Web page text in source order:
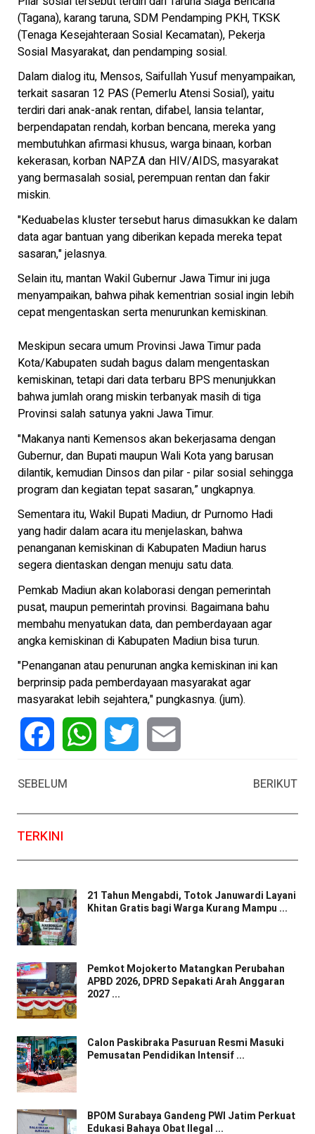
(Tagana), karang taruna, SDM Pendamping PKH, TKSK
(Tenaga Kesejahteraan Sosial Kecamatan), Pekerja
Sosial Masyarakat, dan pendamping sosial.
Dalam dialog itu, Mensos, Saifullah Yusuf menyampaikan,
terkait sasaran 12 PAS (Pemerlu Atensi Sosial), yaitu
terdiri dari anak-anak rentan, difabel, lansia telantar,
berpendapatan rendah, korban bencana, mereka yang
membutuhkan afirmasi khusus, warga binaan, korban
kekerasan, korban NAPZA dan HIV/AIDS, masyarakat
yang bermasalah sosial, perempuan rentan dan fakir
miskin.
"Keduabelas kluster tersebut harus dimasukkan ke dalam
data agar bantuan yang diberikan kepada mereka tepat
sasaran," jelasnya.
Selain itu, mantan Wakil Gubernur Jawa Timur ini juga
menyampaikan, bahwa pihak kementrian sosial ingin lebih
cepat mengentaskan serta menurunkan kemiskinan.
Meskipun secara umum Provinsi Jawa Timur pada
Kota/Kabupaten sudah bagus dalam mengentaskan
kemiskinan, tetapi dari data terbaru BPS menunjukkan
bahwa jumlah orang miskin terbanyak masih di tiga
Provinsi salah satunya yakni Jawa Timur.
"Makanya nanti Kemensos akan bekerjasama dengan
Gubernur, dan Bupati maupun Wali Kota yang barusan
dilantik, kemudian Dinsos dan pilar - pilar sosial sehingga
program dan kegiatan tepat sasaran,” ungkapnya.
Sementara itu, Wakil Bupati Madiun, dr Purnomo Hadi
yang hadir dalam acara itu menjelaskan, bahwa
penanganan kemiskinan di Kabupaten Madiun harus
segera dientaskan dengan menuju satu data.
Pemkab Madiun akan kolaborasi dengan pemerintah
pusat, maupun pemerintah provinsi. Bagaimana bahu
membahu menyatukan data, dan pemberdayaan agar
angka kemiskinan di Kabupaten Madiun bisa turun.
"Penanganan atau penurunan angka kemiskinan ini kan
berprinsip pada pemberdayaan masyarakat agar
masyarakat lebih sejahtera," pungkasnya. (jum).
SEBELUM
BERIKUT
TERKINI
21 Tahun Mengabdi, Totok Januwardi Layani
Khitan Gratis bagi Warga Kurang Mampu ...
Pemkot Mojokerto Matangkan Perubahan
APBD 2026, DPRD Sepakati Arah Anggaran
2027 ...
Calon Paskibraka Pasuruan Resmi Masuki
Pemusatan Pendidikan Intensif ...
BPOM Surabaya Gandeng PWI Jatim Perkuat
Edukasi Bahaya Obat Ilegal ...